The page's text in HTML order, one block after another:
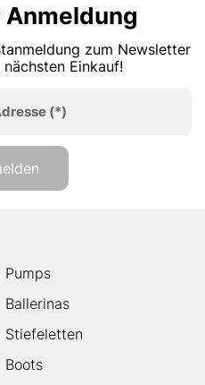
zum Newsletter
Einkauf!
(*)
Pumps
Ballerinas
Stiefeletten
Boots